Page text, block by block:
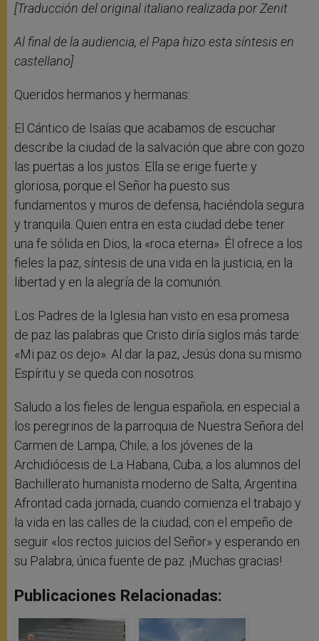
[Traducción del original italiano realizada por Zenit
Al final de la audiencia, el Papa hizo esta síntesis en
castellano]
Queridos hermanos y hermanas:
El Cántico de Isaías que acabamos de escuchar
describe la ciudad de la salvación que abre con gozo
las puertas a los justos. Ella se erige fuerte y
gloriosa, porque el Señor ha puesto sus
fundamentos y muros de defensa, haciéndola segura
y tranquila. Quien entra en esta ciudad debe tener
una fe sólida en Dios, la «roca eterna». Él ofrece a los
fieles la paz, síntesis de una vida en la justicia, en la
libertad y en la alegría de la comunión.
Los Padres de la Iglesia han visto en esa promesa
de paz las palabras que Cristo diría siglos más tarde:
«Mi paz os dejo». Al dar la paz, Jesús dona su mismo
Espíritu y se queda con nosotros.
Saludo a los fieles de lengua española; en especial a
los peregrinos de la parroquia de Nuestra Señora del
Carmen de Lampa, Chile; a los jóvenes de la
Archidiócesis de La Habana, Cuba; a los alumnos del
Bachillerato humanista moderno de Salta, Argentina.
Afrontad cada jornada, cuando comienza el trabajo y
la vida en las calles de la ciudad, con el empeño de
seguir «los rectos juicios del Señor» y esperando en
su Palabra, única fuente de paz. ¡Muchas gracias!
Publicaciones Relacionadas: